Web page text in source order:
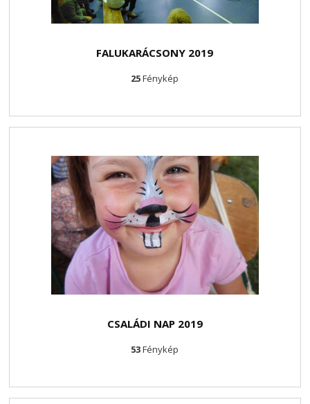
FALUKARÁCSONY 2019
25Fénykép
CSALÁDI NAP 2019
53Fénykép